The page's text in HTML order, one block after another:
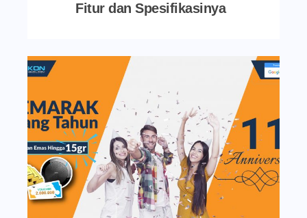
Fitur dan Spesifikasinya